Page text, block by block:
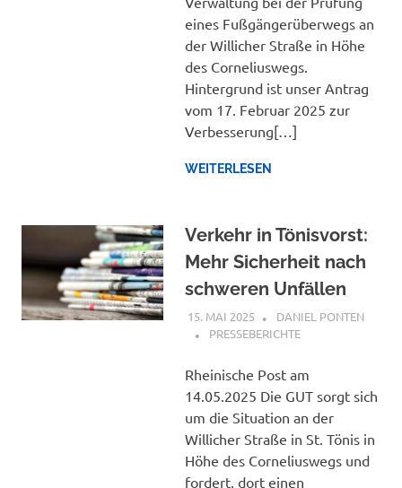
eines Fußgängerüberwegs an
der Willicher Straße in Höhe
des Corneliuswegs.
Hintergrund ist unser Antrag
vom 17. Februar 2025 zur
Verbesserung[…]
WEITERLESEN
Verkehr in Tönisvorst:
Mehr Sicherheit nach
schweren Unfällen
15. MAI 2025
DANIEL PONTEN
PRESSEBERICHTE
Rheinische Post am
14.05.2025 Die GUT sorgt sich
um die Situation an der
Willicher Straße in St. Tönis in
Höhe des Corneliuswegs und
fordert, dort einen